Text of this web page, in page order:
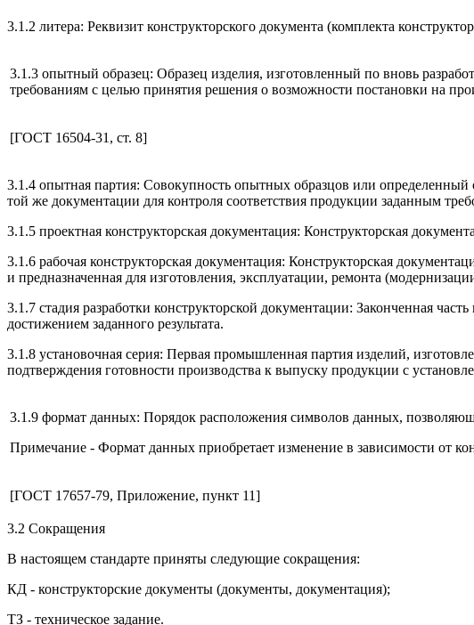
3.1.2 литера: Реквизит конструкторского документа (комплекта
3.1.3 опытный образец: Образец изделия, изготовленный по вновь
требованиям с целью принятия решения о возможности постановки на
[ГОСТ 16504-31, ст. 8]
3.1.4 опытная партия: Совокупность опытных образцов или
той же документации для контроля соответствия продукции заданным
3.1.5 проектная конструкторская документация: Конструкторская
3.1.6 рабочая конструкторская документация: Конструкторская
и предназначенная для изготовления, эксплуатации, ремонта
3.1.7 стадия разработки конструкторской документации: Законченная
достижением заданного результата.
3.1.8 установочная серия: Первая промышленная партия изделий,
подтверждения готовности производства к выпуску продукции с
3.1.9 формат данных: Порядок расположения символов данных,
Примечание - Формат данных приобретает изменение в зависимости от
[ГОСТ 17657-79, Приложение, пункт 11]
3.2 Сокращения
В настоящем стандарте приняты следующие сокращения:
КД - конструкторские документы (документы, документация);
ТЗ - техническое задание.